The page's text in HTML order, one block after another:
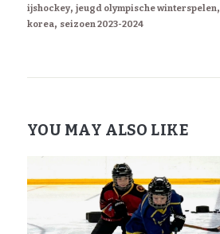
ijshockey, jeugd olympische winterspelen,
korea, seizoen 2023-2024
YOU MAY ALSO LIKE